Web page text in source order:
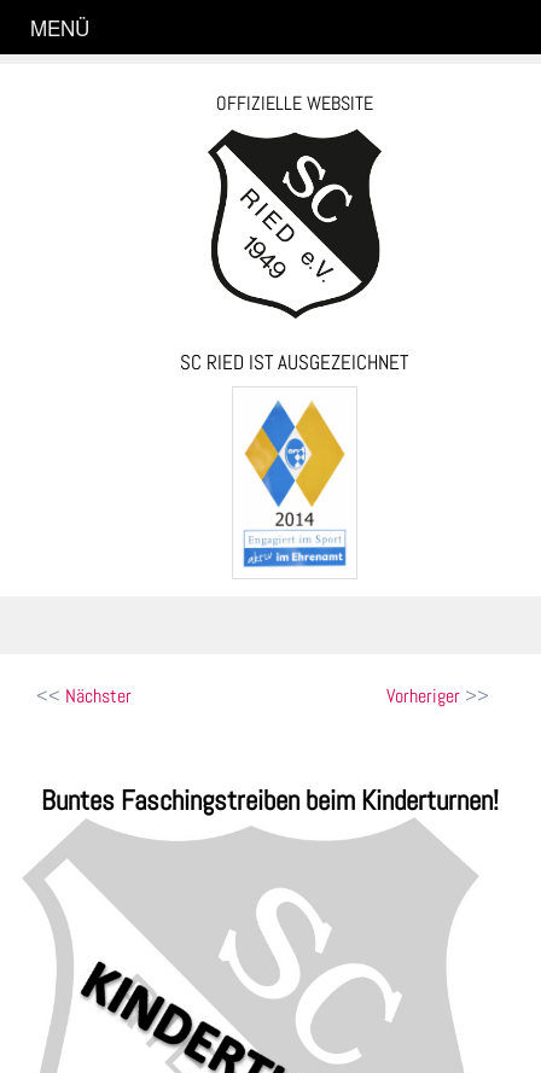
OFFIZIELLE WEBSITE
SC RIED IST AUSGEZEICHNET
MENÜ
Beitragsnavigation Vorheriger
Nächster
Buntes Faschingstreiben beim Kinderturnen!